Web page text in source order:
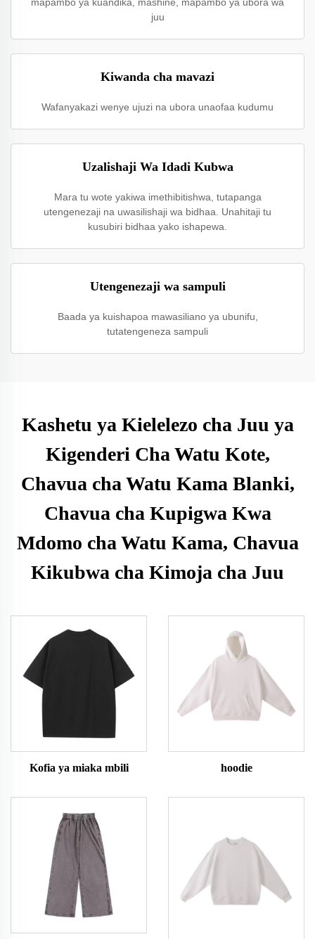
juu
Kiwanda cha mavazi
Wafanyakazi wenye ujuzi na ubora unaofaa kudumu
Uzalishaji Wa Idadi Kubwa
Mara tu wote yakiwa imethibitishwa, tutapanga
utengenezaji na uwasilishaji wa bidhaa. Unahitaji tu
kusubiri bidhaa yako ishapewa.
Utengenezaji wa sampuli
Baada ya kuishapoa mawasiliano ya ubunifu,
tutatengeneza sampuli
Kashetu ya Kielelezo cha Juu ya
Kigenderi Cha Watu Kote,
Chavua cha Watu Kama Blanki,
Chavua cha Kupigwa Kwa
Mdomo cha Watu Kama, Chavua
Kikubwa cha Kimoja cha Juu
Kofia ya miaka mbili hoodie